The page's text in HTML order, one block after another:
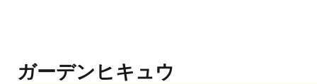
ガーデンヒキュウ